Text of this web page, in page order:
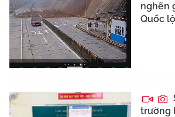
nghẽn
Quốc
trường